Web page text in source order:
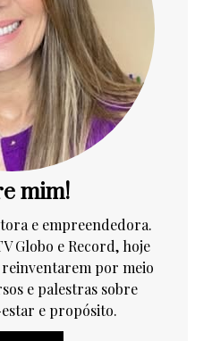
mim!
e empreendedora.
Globo e Record, hoje
reinventarem por meio
e palestras sobre
e propósito.